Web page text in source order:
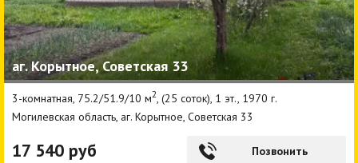
Другие разделы
Новости
Агентства
Ремонт квартир
аг. Корытное, Советская 33
3-комнатная, 75.2/51.9/10 м2 , (25 соток), 1 эт., 1970 г.
Могилевская область, аг. Корытное, Советская 33
17 540 руб Позвонить